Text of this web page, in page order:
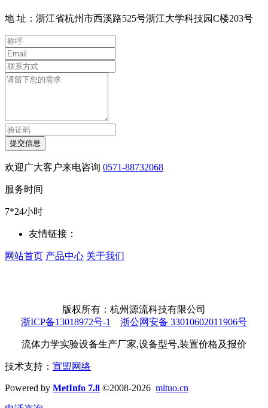
地 址：浙江省杭州市西溪路525号浙江大学科技园C楼203号
提交信息
欢迎广大客户来电咨询 0571-88732068
服务时间
7*24小时
友情链接：
网站首页 产品中心 关于我们
版权所有：杭州源流科技有限公司
浙ICP备13018972号-1
浙公网安备 33010602011906号
流体力学实验设备生产厂家,设备型号,装置价格及报价
技术支持： 宣盟网络
Powered by MetInfo 7.8 ©2008-2026 mituo.cn